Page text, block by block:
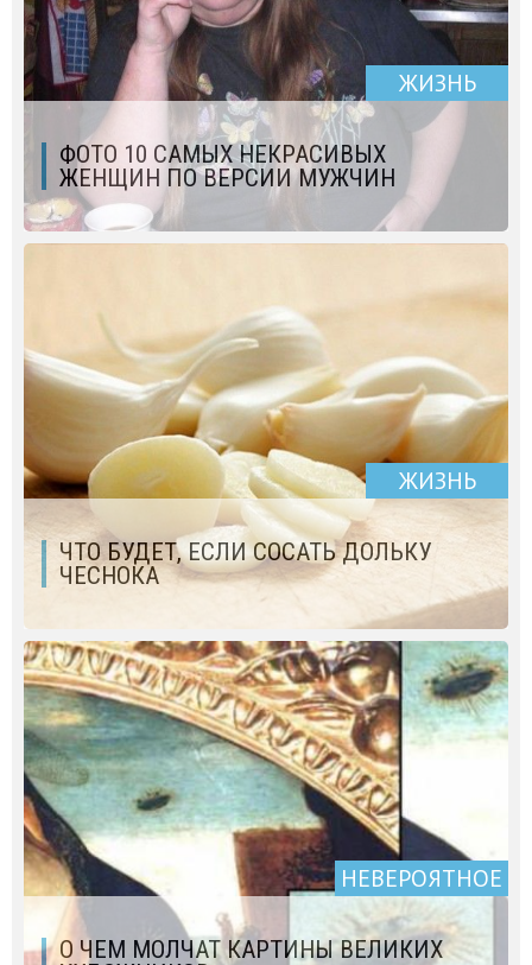
ЖИЗНЬ
ФОТО 10 САМЫХ НЕКРАСИВЫХ
ЖЕНЩИН ПО ВЕРСИИ МУЖЧИН
ЖИЗНЬ
ЧТО БУДЕТ, ЕСЛИ СОСАТЬ ДОЛЬКУ
ЧЕСНОКА
НЕВЕРОЯТНОЕ
О ЧЕМ МОЛЧАТ КАРТИНЫ ВЕЛИКИХ